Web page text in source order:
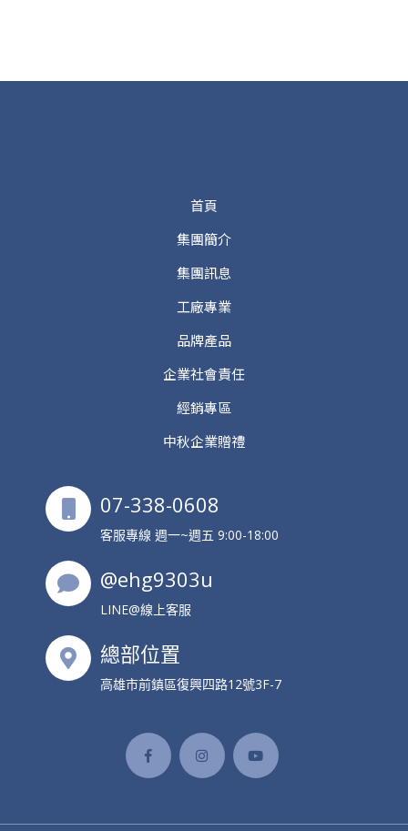
首頁
集團簡介
集團訊息
工廠專業
品牌產品
企業社會責任
經銷專區
中秋企業贈禮
07-338-0608
客服專線 週一~週五 9:00-18:00
@ehg9303u
LINE@線上客服
總部位置
高雄市前鎮區復興四路12號3F-7